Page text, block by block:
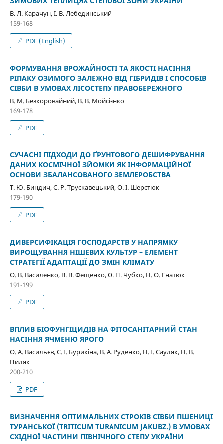
В. Л. Карачун, І. В. Лебединський
159-168
PDF (English)
ФОРМУВАННЯ ВРОЖАЙНОСТІ ТА ЯКОСТІ НАСІННЯ
РІПАКУ ОЗИМОГО ЗАЛЕЖНО ВІД ГІБРИДІВ І СПОСОБІВ
СІВБИ В УМОВАХ ЛІСОСТЕПУ ПРАВОБЕРЕЖНОГО
В. М. Безкоровайний, В. В. Мойсієнко
169-178
PDF
СУЧАСНІ ПІДХОДИ ДО ҐРУНТОВОГО ДЕШИФРУВАННЯ
ДАНИХ КОСМІЧНОЇ ЗЙОМКИ ЯК ІНФОРМАЦІЙНОЇ
ОСНОВИ ЗБАЛАНСОВАНОГО ЗЕМЛЕРОБСТВА
Т. Ю. Биндич, С. Р. Трускавецький, О. І. Шерстюк
179-190
PDF
ДИВЕРСИФІКАЦІЯ ГОСПОДАРСТВ У НАПРЯМКУ
ВИРОЩУВАННЯ НІШЕВИХ КУЛЬТУР – ЕЛЕМЕНТ
СТРАТЕГІЇ АДАПТАЦІЇ ДО ЗМІН КЛІМАТУ
О. В. Василенко, В. В. Фещенко, О. П. Чубко, Н. О. Гнатюк
191-199
PDF
ВПЛИВ БІОФУНГІЦИДІВ НА ФІТОСАНІТАРНИЙ СТАН
НАСІННЯ ЯЧМЕНЮ ЯРОГО
О. А. Васильєв, С. І. Бурикіна, В. А. Руденко, Н. І. Сауляк, Н. В.
Пиляк
200-210
PDF
ВИЗНАЧЕННЯ ОПТИМАЛЬНИХ СТРОКІВ СІВБИ ПШЕНИЦІ
ТУРАНСЬКОЇ (TRITICUM TURANICUM JAKUBZ.) В УМОВАХ
СХІДНОЇ ЧАСТИНИ ПІВНІЧНОГО СТЕПУ УКРАЇНИ